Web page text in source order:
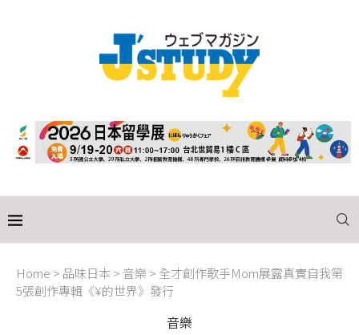
Home > 品味日本 > 音樂 > 全才創作歌手Mom展露真實自我第
5張創作專輯《¥的世界》發行
音樂